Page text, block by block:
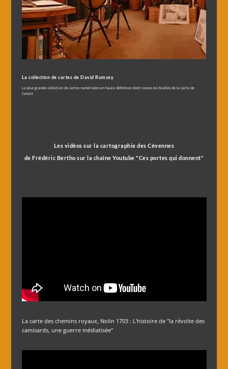
La collection de cartes de David Rumsey
La plus grande collection de cartes numérisées en haute définition dont toutes les feuilles de la carte de
Cassini
Les vidéos sur la cartographie des Cévennes
de Frédéric Bertho sur la chaîne Youtube "Ces portes qui donnent"
La carte des chemins royaux, Nolin 1703 : L'histoire de "la révolte des
camisards, une guerre médiatisée"